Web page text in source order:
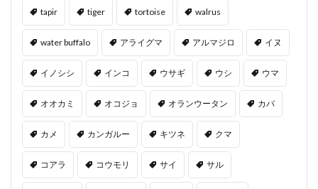
tapir tiger tortoise walrus
water buffalo アライグマ アルマジロ イヌ
イノシシ インコ ウサギ ウシ ウマ
オオカミ オコジョ オランウータン カバ
カメ カンガルー キツネ クマ
コアラ コウモリ サイ サル